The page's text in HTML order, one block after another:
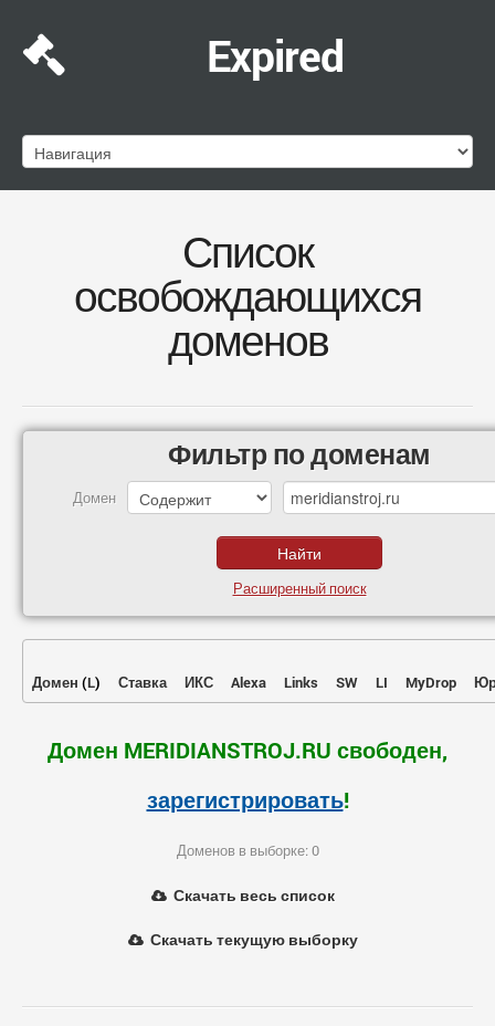
Expired
Список
освобождающихся
доменов
Фильтр по доменам
Домен
Расширенный поиск
Домен (L) Ставка ИКС Alexa Links SW LI MyDrop
Домен MERIDIANSTROJ.RU свободен,
зарегистрировать!
Доменов в выборке: 0
Скачать весь список
Скачать текущую выборку